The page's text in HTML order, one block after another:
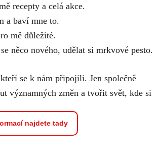
recepty a celá akce.
a baví mne to.
mě důležité.
něco nového, udělat si mrkvové pesto.
se k nám připojili. Jen společně
významných změn a tvořit svět, kde si
najdete tady